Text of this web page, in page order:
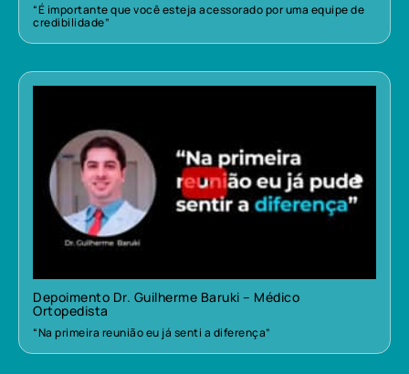
“É importante que você esteja acessorado por uma equipe de
credibilidade”
Depoimento Dr. Guilherme Baruki – Médico
Ortopedista
“Na primeira reunião eu já senti a diferença”